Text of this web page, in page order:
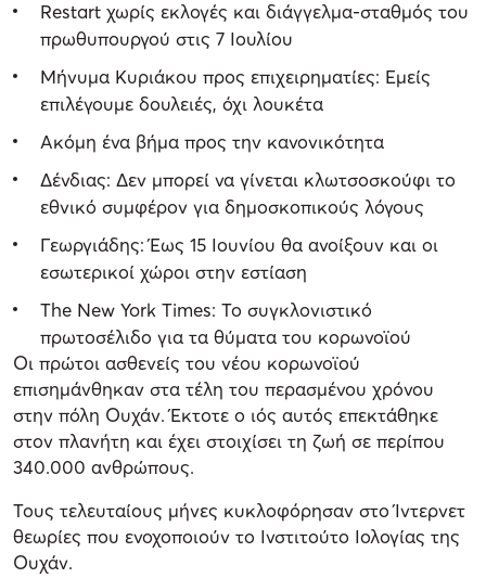
Restart χωρίς εκλογές και διάγγελμα-σταθμός του
πρωθυπουργού στις 7 Ιουλίου
Μήνυμα Κυριάκου προς επιχειρηματίες: Εμείς
επιλέγουμε δουλειές, όχι λουκέτα
Ακόμη ένα βήμα προς την κανονικότητα
Δένδιας: Δεν μπορεί να γίνεται κλωτσοσκούφι το
εθνικό συμφέρον για δημοσκοπικούς λόγους
Γεωργιάδης: Έως 15 Ιουνίου θα ανοίξουν και οι
εσωτερικοί χώροι στην εστίαση
The New York Times: Το συγκλονιστικό
πρωτοσέλιδο για τα θύματα του κορωνοϊού
Οι πρώτοι ασθενείς του νέου κορωνοϊού
επισημάνθηκαν στα τέλη του περασμένου χρόνου
στην πόλη Ουχάν. Έκτοτε ο ιός αυτός επεκτάθηκε
στον πλανήτη και έχει στοιχίσει τη ζωή σε περίπου
340.000 ανθρώπους.
Τους τελευταίους μήνες κυκλοφόρησαν στο Ίντερνετ
θεωρίες που ενοχοποιούν το Ινστιτούτο Ιολογίας της
Ουχάν.